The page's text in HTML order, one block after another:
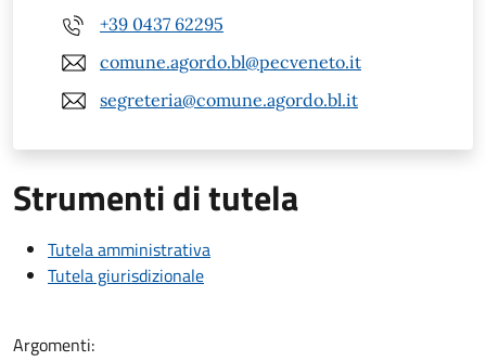
+39 0437 62295
comune.agordo.bl@pecveneto.it
segreteria@comune.agordo.bl.it
Strumenti di tutela
Tutela amministrativa
Tutela giurisdizionale
Argomenti: